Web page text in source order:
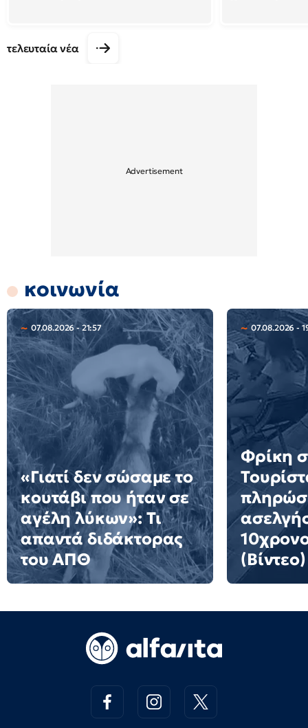
τελευταία νέα
κοινωνία
07.08.2026 - 21:57
«Γιατί δεν σώσαμε το
κουτάβι που ήταν σε
αγέλη λύκων»: Τι
απαντά διδάκτορας
του ΑΠΘ
07.08.2026 -
Φρίκη
(Βίντεο)